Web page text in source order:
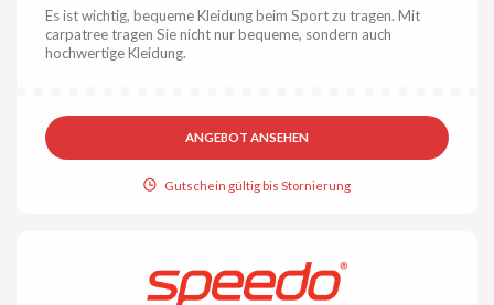
Es ist wichtig, bequeme Kleidung beim Sport zu tragen. Mit
carpatree tragen Sie nicht nur bequeme, sondern auch
hochwertige Kleidung.
ANGEBOT ANSEHEN
Gutschein gültig bis Stornierung